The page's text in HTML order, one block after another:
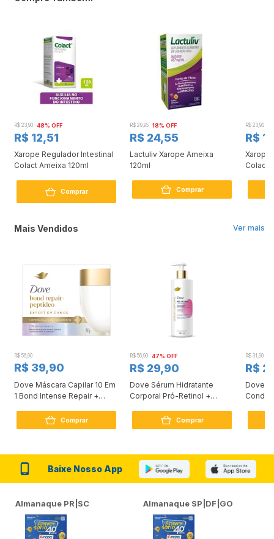
R$ 23,90 48% OFF
R$ 12,51
Xarope Regulador Intestinal
Colact Ameixa 120ml
Comprar
R$ 29,95 18% OFF
R$ 24,55
Lactuliv Xarope Ameixa
120ml
Comprar
R$ 23,90
R$
Xarope
Colact
Ver mais
Mais Vendidos
R$ 56,90
R$ 39,90
Dove Máscara Capilar 10 Em
1 Bond Intense Repair +
Comprar
R$ 56,90 47% OFF
R$ 29,90
Dove Sérum Hidratante
Corporal Pró-Retinol +
Comprar
R$ 31,90
R$
Dove
Baixe Nosso App
Almanaque PR|SC Almanaque SP|DF|GO